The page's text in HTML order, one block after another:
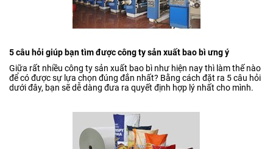
5 câu hỏi giúp bạn tìm được công ty sản xuất bao bì ưng ý
Giữa rất nhiều công ty sản xuất bao bì như hiện nay thì làm thế nào
để có được sự lựa chọn đúng đắn nhất? Bằng cách đặt ra 5 câu hỏi
dưới đây, bạn sẽ dễ dàng đưa ra quyết định hợp lý nhất cho mình.